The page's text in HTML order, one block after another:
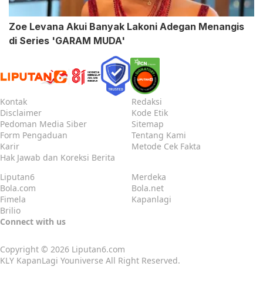
Zoe Levana Akui Banyak Lakoni Adegan Menangis
di Series 'GARAM MUDA'
Kontak
Redaksi
Disclaimer
Kode Etik
Pedoman Media Siber
Sitemap
Form Pengaduan
Tentang Kami
Karir
Metode Cek Fakta
Hak Jawab dan Koreksi Berita
Liputan6
Merdeka
Bola.com
Bola.net
Fimela
Kapanlagi
Brilio
Connect with us
Copyright © 2026 Liputan6.com
KLY KapanLagi Youniverse All Right Reserved.